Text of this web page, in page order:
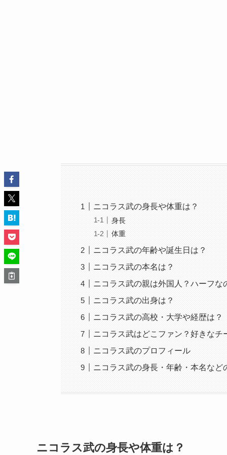
ニコラス武の身長や体重は？
身長
体重
ニコラス武の年齢や誕生日は？
ニコラス武の本名は？
ニコラス武の親は外国人？ハーフな
ニコラス武の出身は？
ニコラス武の高校・大学や経歴は？
ニコラス武はどこファン？好きなチ
ニコラス武のプロフィール
ニコラス武の身長・年齢・本名など
ニコラス武の身長や体重は？